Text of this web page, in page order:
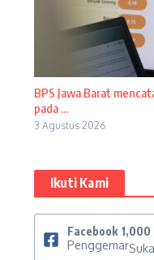
BPS Jawa Barat
pada ...
3 Agustus 2026
Ikuti Kami
Facebook 1,000
PenggemarSuka